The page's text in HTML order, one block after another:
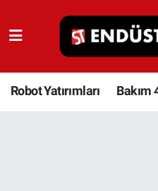
Robot Yatırımları Bakım
Robot Yatırımları
Bakım 4.0